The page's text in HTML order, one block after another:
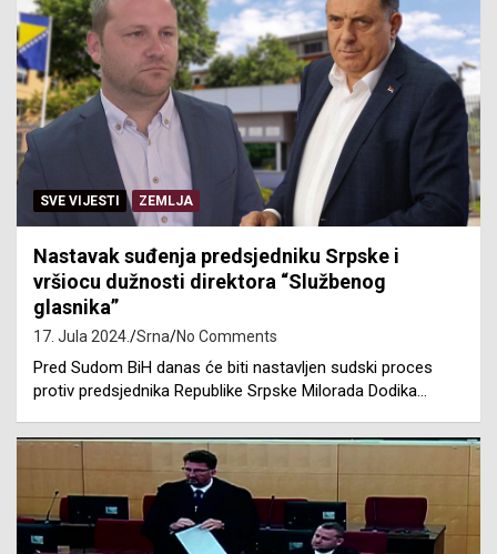
SVE VIJESTI ZEMLJA
Nastavak suđenja predsjedniku Srpske i
vršiocu dužnosti direktora “Službenog
glasnika”
17. Jula 2024. Srna No Comments
Pred Sudom BiH danas će biti nastavljen sudski proces
protiv predsjednika Republike Srpske Milorada Dodika…